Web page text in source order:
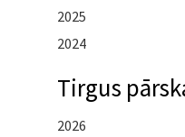
2025
2024
Tirgus
2026